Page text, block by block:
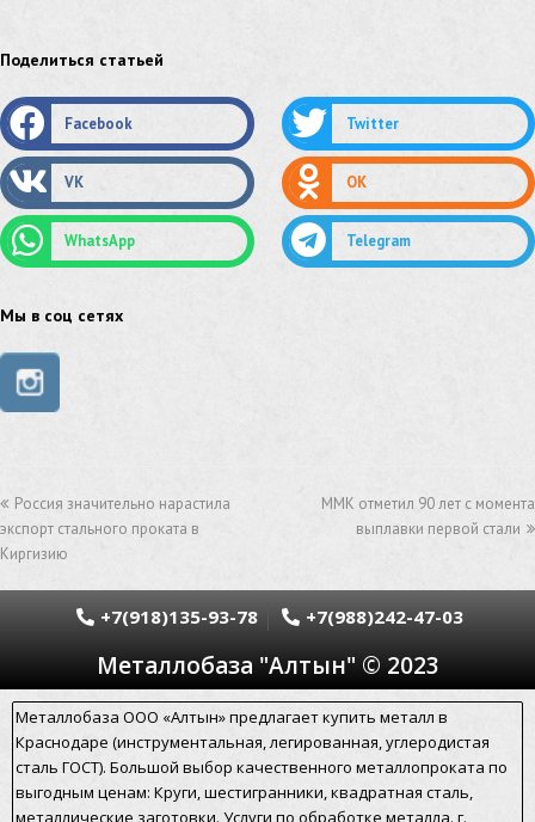
труба оцинкованная труба нержавеющая
труба стальная сетка нержавеющая
сетка оцинкованная сетка стальная
сетка из нержавеющей стали
швеллер стальной
швеллер нержавеющий
уголок нержавеющий
уголок из нержавеющей стали
уголок из нержавейки электросварная труба
электросварная труба гост
электросварная прямошовная труба
алюминиевый уголок алюминиевая сетка
алюминиевая труба арматура стальная гост
Поделиться статьей
Facebook Twitter
VK OK
WhatsApp Telegram
Мы в соц сетях
Россия значительно нарастила
экспорт стального проката в
Киргизию
ММК отметил 90 лет с момента
выплавки первой стали
Металлобаза "Алтын" © 2023
+7(918)135-93-78 +7(988)242-47-03
Металлобаза ООО «Алтын» предлагает купить металл в
Краснодаре (инструментальная, легированная, углеродистая
сталь ГОСТ). Большой выбор качественного металлопроката по
выгодным ценам: Круги, шестигранники, квадратная сталь,
металлические заготовки. Услуги по обработке металла. г.